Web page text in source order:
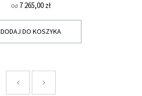
Od Cena
7 265,00 zł
DODAJ DO KOSZYKA